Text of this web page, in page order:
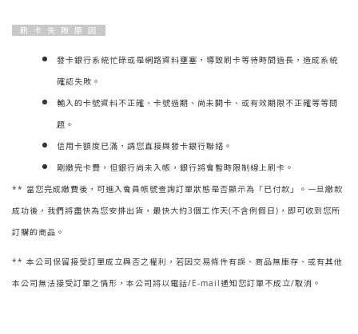
刷 卡 失 敗 原 因
發卡銀行系統忙碌或是網路資料壅塞，導致刷卡等待時間過長，造成系統
確認失敗。
輸入的卡號資料不正確、卡號過期、尚未開卡、或有效期限不正確等等問
題。
信用卡額度已滿，請您直接與發卡銀行聯絡。
剛繳完卡費，但銀行尚未入帳，銀行將會暫時限制線上刷卡。
** 當您完成繳費後，可進入會員帳號查詢訂單狀態是否顯示為「已付款」。一旦繳款
成功後，我們將盡快為您安排出貨，最快大約3個工作天(不含例假日)，即可收到您所
訂購的商品。
** 本公司保留接受訂單成立與否之權利，若因交易條件有誤、商品無庫存、或有其他
本公司無法接受訂單之情形，本公司將以電話/E-mail通知您訂單不成立/取消。